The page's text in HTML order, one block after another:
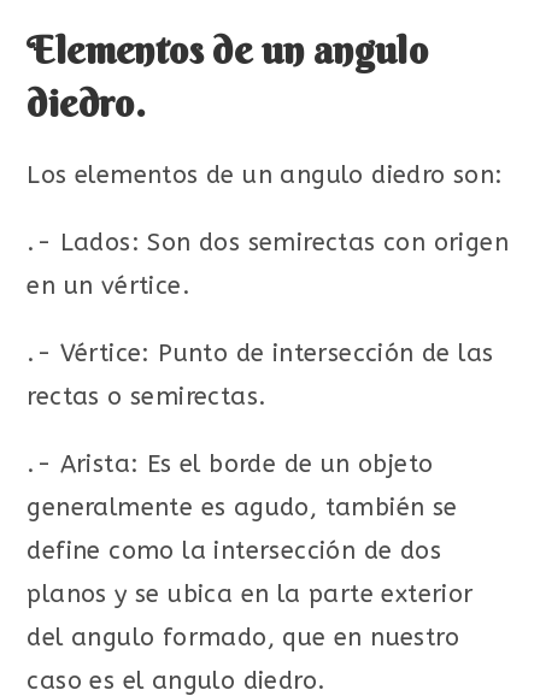
Elementos de un angulo
diedro.
Los elementos de un angulo diedro son:
.- Lados: Son dos semirectas con origen
en un vértice.
.- Vértice: Punto de intersección de las
rectas o semirectas.
.- Arista: Es el borde de un objeto
generalmente es agudo, también se
define como la intersección de dos
planos y se ubica en la parte exterior
del angulo formado, que en nuestro
caso es el angulo diedro.